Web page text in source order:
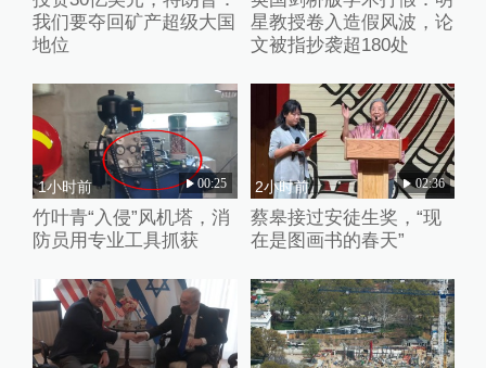
我们要夺回矿产超级大国
地位
星教授卷入造假风波，论
文被指抄袭超180处
1小时前 00:25
竹叶青“入侵”风机塔，消
防员用专业工具抓获
2小时前 02:36
蔡皋接过安徒生奖，“现
在是图画书的春天”